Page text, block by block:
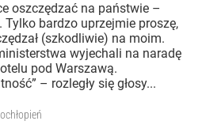
oszczędzać na państwie –
Tylko bardzo uprzejmie proszę,
(szkodliwie) na moim.
wyjechali na naradę
pod Warszawą.
– rozległy się głosy...